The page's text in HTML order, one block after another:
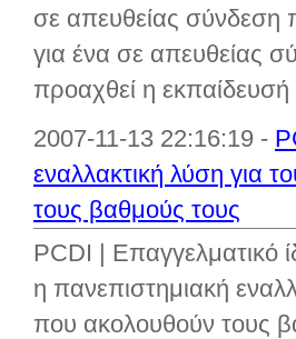
σε απευθείας σύνδεση
για ένα σε απευθείας
προαχθεί η εκπαίδευσή
2007-11-13 22:16:19 -
εναλλακτική λύση για
τους βαθμούς τους
PCDI | Επαγγελματικό
η πανεπιστημιακή
που ακολουθούν τους